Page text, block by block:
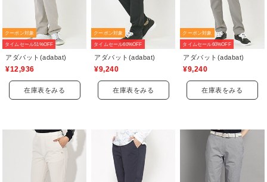
クーポン対象
タイムセール51%OFF
アダバット(adabat)
¥12,936
在庫表をみる
クーポン対象
タイムセール60%OFF
アダバット(adabat)
¥9,240
在庫表をみる
クーポン対象
タイムセール60%OFF
アダバット(adabat)
¥9,240
在庫表をみる